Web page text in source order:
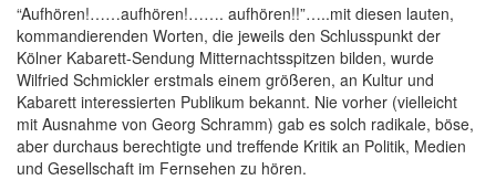
“Aufhören!……aufhören!……. aufhören!!”…..mit diesen lauten,
kommandierenden Worten, die jeweils den Schlusspunkt der
Kölner Kabarett-Sendung Mitternachtsspitzen bilden, wurde
Wilfried Schmickler erstmals einem größeren, an Kultur und
Kabarett interessierten Publikum bekannt. Nie vorher (vielleicht
mit Ausnahme von Georg Schramm) gab es solch radikale, böse,
aber durchaus berechtigte und treffende Kritik an Politik, Medien
und Gesellschaft im Fernsehen zu hören.